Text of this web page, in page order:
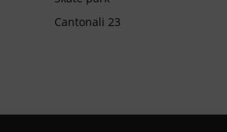
Cantonali 23